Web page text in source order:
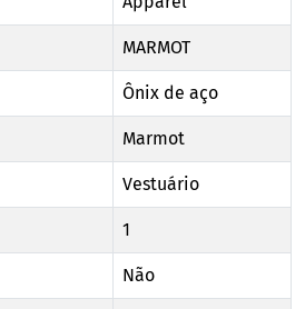
MARMOT
Ônix de aço
Marmot
Vestuário
1
Não